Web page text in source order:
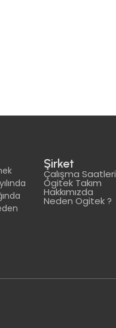
Şirket
Çalışma Saatleri
Ogitek Takım
Hakkımızda
Neden Ogitek ?